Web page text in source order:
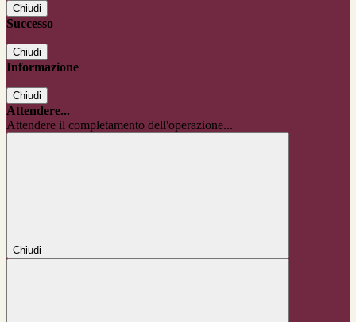
Chiudi
Successo
Chiudi
Informazione
Chiudi
Attendere...
Attendere il completamento dell'operazione...
Chiudi